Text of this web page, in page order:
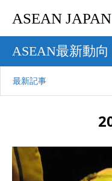
ASEAN JAPAN
ASEAN最新動向
最新記事